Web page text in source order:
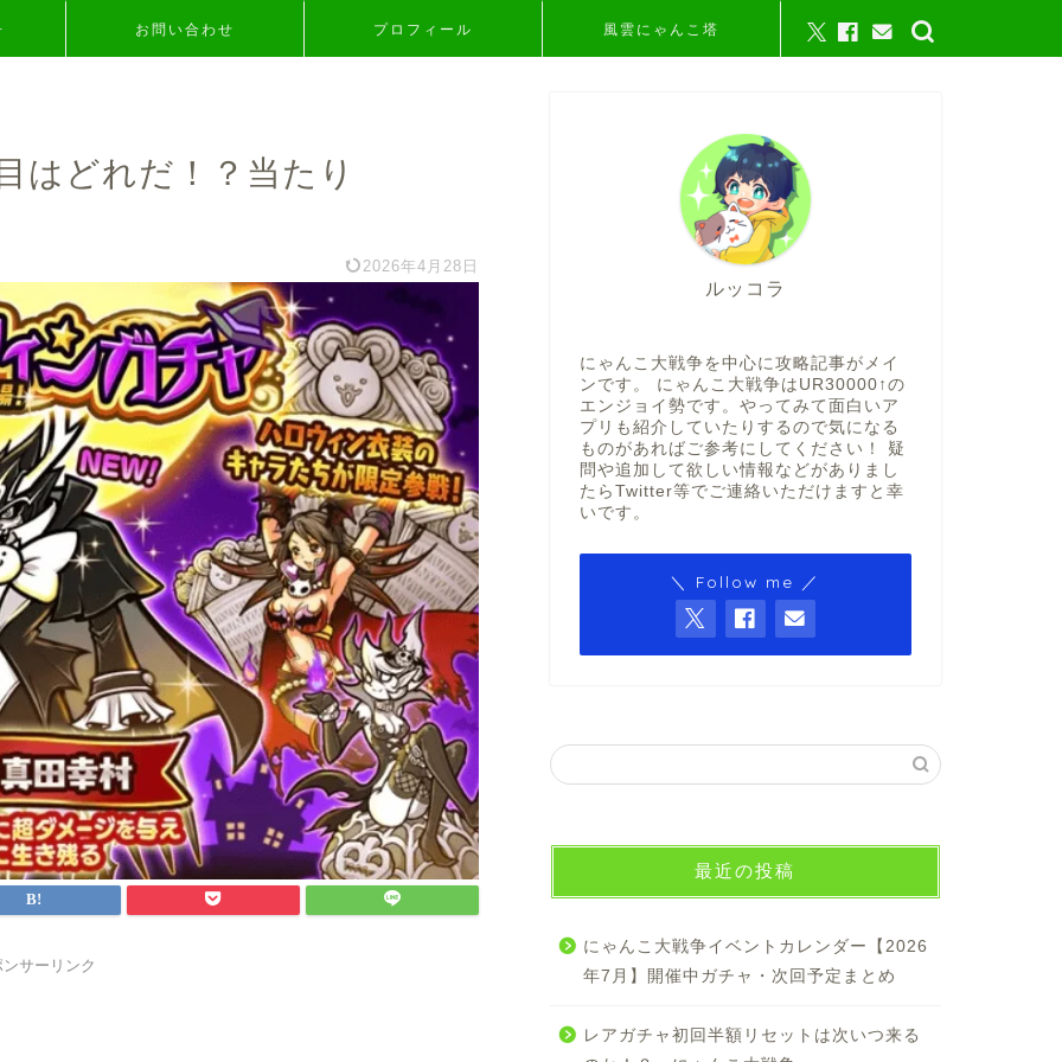
お問い合わせ プロフィール 風雲にゃんこ塔
はどれだ！？当たり
2026年4月28日
サーリンク
ルッコラ
にゃんこ大戦争を中心に攻略記事がメイ
ンです。 にゃんこ大戦争はUR30000↑の
エンジョイ勢です。やってみて面白いア
プリも紹介していたりするので気になる
ものがあればご参考にしてください！ 疑
問や追加して欲しい情報などがありまし
たらTwitter等でご連絡いただけますと幸
いです。
＼ Follow me ／
最近の投稿
にゃんこ大戦争イベントカレンダー【2026
年7月】開催中ガチャ・次回予定まとめ
レアガチャ初回半額リセットは次いつ来る